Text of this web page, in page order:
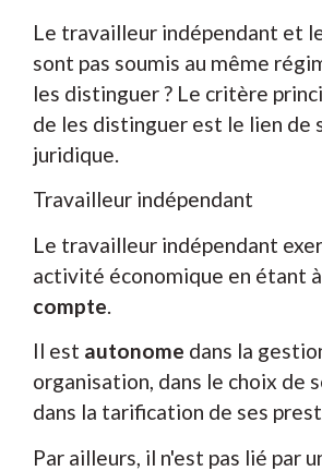
Le travailleur indépendant et
sont pas soumis au même
les distinguer ? Le critère
de les distinguer est le lien de
juridique.
Travailleur indépendant
Le travailleur indépendant
activité économique en étant
compte.
Il est autonome dans la
organisation, dans le choix de
dans la tarification de ses
Par ailleurs, il n'est pas lié par